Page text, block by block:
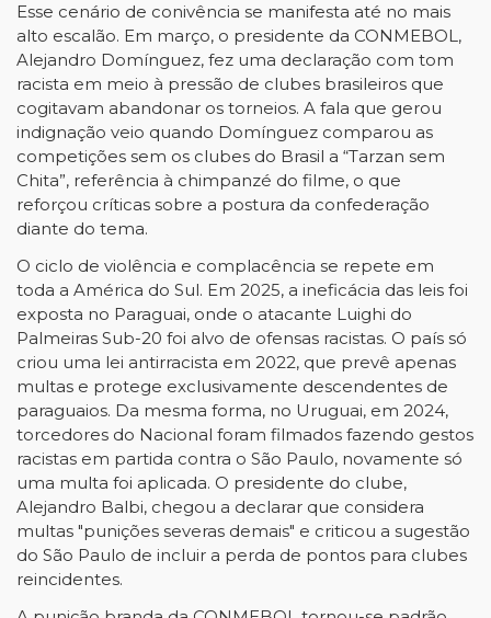
Esse cenário de conivência se manifesta até no mais
alto escalão. Em março, o presidente da CONMEBOL,
Alejandro Domínguez, fez uma declaração com tom
racista em meio à pressão de clubes brasileiros que
cogitavam abandonar os torneios. A fala que gerou
indignação veio quando Domínguez comparou as
competições sem os clubes do Brasil a “Tarzan sem
Chita”, referência à chimpanzé do filme, o que
reforçou críticas sobre a postura da confederação
diante do tema.
O ciclo de violência e complacência se repete em
toda a América do Sul. Em 2025, a ineficácia das leis foi
exposta no Paraguai, onde o atacante Luighi do
Palmeiras Sub-20 foi alvo de ofensas racistas. O país só
criou uma lei antirracista em 2022, que prevê apenas
multas e protege exclusivamente descendentes de
paraguaios. Da mesma forma, no Uruguai, em 2024,
torcedores do Nacional foram filmados fazendo gestos
racistas em partida contra o São Paulo, novamente só
uma multa foi aplicada. O presidente do clube,
Alejandro Balbi, chegou a declarar que considera
multas "punições severas demais" e criticou a sugestão
do São Paulo de incluir a perda de pontos para clubes
reincidentes.